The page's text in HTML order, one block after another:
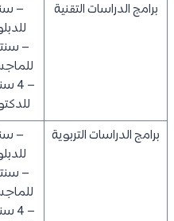
برامج الدراسات التقنية
–
–
–
برامج الدراسات التربوية
–
–
–